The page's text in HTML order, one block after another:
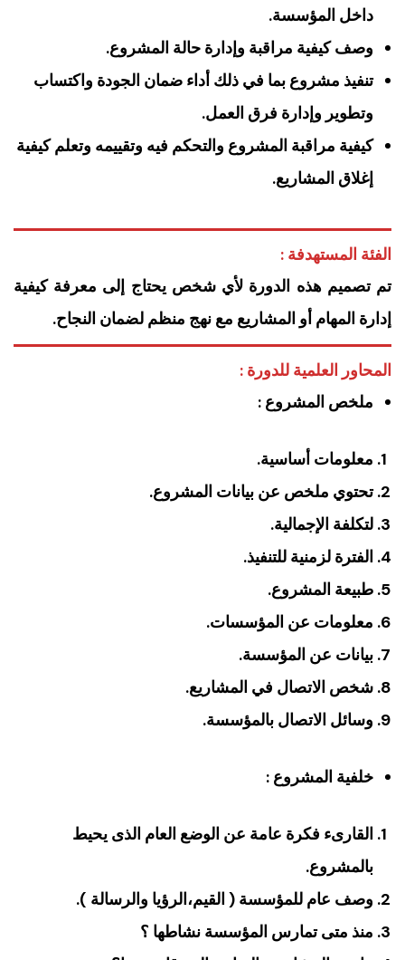
داخل المؤسسة.
‏وصف كيفية مراقبة وإدارة حالة المشروع.
تنفيذ مشروع بما في ذلك أداء ضمان الجودة واكتساب
وتطوير وإدارة فرق العمل.
كيفية مراقبة المشروع والتحكم فيه وتقييمه وتعلم كيفية
إغلاق المشاريع.
الفئة المستهدفة :
تم تصميم هذه الدورة لأي شخص يحتاج إلى معرفة كيفية
إدارة المهام أو المشاريع مع نهج منظم لضمان النجاح.
المحاور العلمية للدورة :
ملخص المشروع :
معلومات أساسية.
تحتوي ملخص عن بيانات المشروع.
لتكلفة الإجمالية.
الفترة لزمنية للتنفيذ.
طبيعة المشروع.
معلومات عن المؤسسات.
بيانات عن المؤسسة.
شخص الاتصال في المشاريع.
وسائل الاتصال بالمؤسسة.
خلفية المشروع :
القارىء فكرة عامة عن الوضع العام الذى يحيط
بالمشروع.
وصف عام للمؤسسة ( القيم،الرؤيا والرسالة ).
منذ متى تمارس المؤسسة نشاطها ؟